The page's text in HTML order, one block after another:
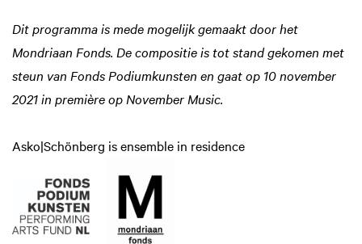
Dit programma is mede mogelijk gemaakt door het
Mondriaan Fonds. De compositie is tot stand gekomen met
steun van Fonds Podiumkunsten en gaat op 10 november
2021 in première op November Music.
Asko|Schönberg is ensemble in residence